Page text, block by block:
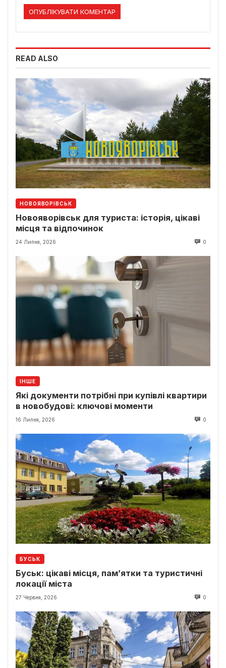
READ ALSO
НОВОЯВОРІВСЬК
Новояворівськ для туриста: історія, цікаві
місця та відпочинок
24 Липня, 2026 0
ІНШЕ
Які документи потрібні при купівлі квартири
в новобудові: ключові моменти
16 Липня, 2026 0
БУСЬК
Буськ: цікаві місця, пам’ятки та туристичні
локації міста
27 Червня, 2026 0